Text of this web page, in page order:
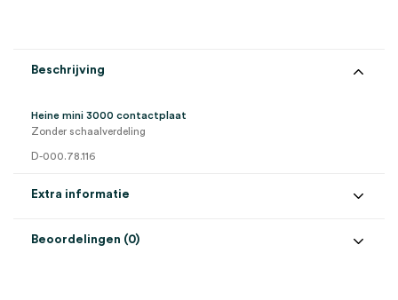
Beschrijving
Heine mini 3000 contactplaat
Zonder schaalverdeling
D-000.78.116
Extra informatie
Beoordelingen (0)